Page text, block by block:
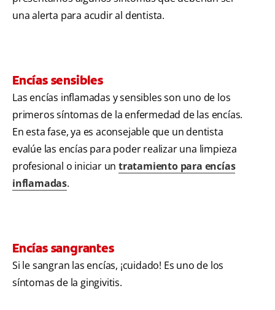
una alerta para acudir al dentista.
Encías sensibles
Las encías inflamadas y sensibles son uno de los
primeros síntomas de la enfermedad de las encías.
En esta fase, ya es aconsejable que un dentista
evalúe las encías para poder realizar una limpieza
profesional o iniciar untratamiento para encías
inflamadas.
Encías sangrantes
Si le sangran las encías, ¡cuidado! Es uno de los
síntomas de la gingivitis.